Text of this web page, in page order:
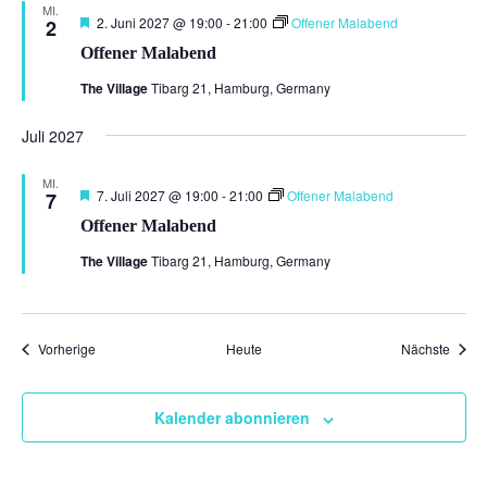
MI.
2
Offener Malabend
Hervorgehoben
2. Juni 2027 @ 19:00 -21:00 Offener Malabend
The VillageTibarg 21, Hamburg, Germany
Juli 2027
MI.
7
Offener Malabend
Hervorgehoben
7. Juli 2027 @ 19:00 -21:00 Offener Malabend
The VillageTibarg 21, Hamburg, Germany
VorherigeVeranstaltungen Heute Nächste
Kalender abonnieren